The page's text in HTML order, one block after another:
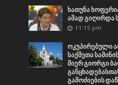
ხათუნა
ამად გიღირდა
11:15 pm
ოკუპირებული
საქმეთა
მიერ გიორგი
გამოძიების